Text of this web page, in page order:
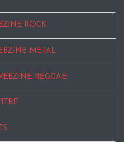
ROCK
METAL
REGGAE